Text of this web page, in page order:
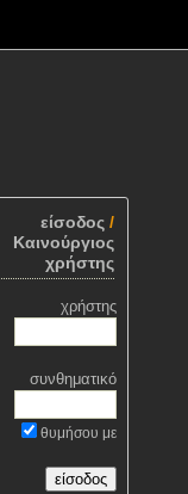
είσοδος/
Καινούργιος
χρήστης
χρήστης
συνθηματικό
θυμήσου με